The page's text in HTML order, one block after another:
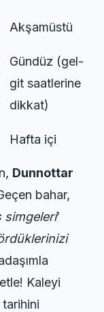
Akşamüstü
Gündüz (gel-
git saatlerine
dikkat)
Hafta içi
Dunnottar
bahar,
simgeleri’
Kaleyi
tarihini